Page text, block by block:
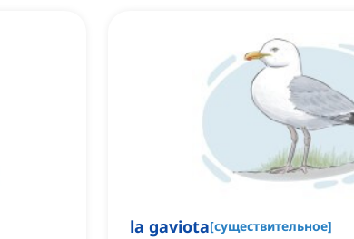
la gaviota[существительное]